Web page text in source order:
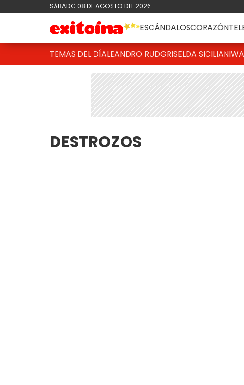
SÁBADO 08 DE AGOSTO DEL 2026
ESCÁNDALOSCORAZÓN
TEMAS DEL DÍALEANDRO RUDGRISELDA SICILIANI
DESTROZOS